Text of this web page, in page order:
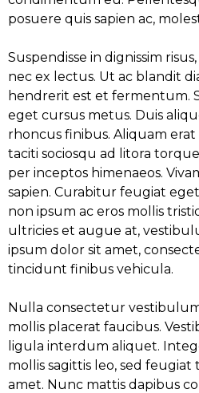
posuere quis sapien ac,
Suspendisse in dignissim
nec ex lectus. Ut ac blandit
hendrerit est et fermentum.
eget cursus metus. Duis
rhoncus finibus. Aliquam
taciti sociosqu ad litora
per inceptos himenaeos.
sapien. Curabitur feugiat
non ipsum ac eros mollis
ultricies et augue at,
ipsum dolor sit amet,
tincidunt finibus vehicula.
Nulla consectetur
mollis placerat faucibus.
ligula interdum aliquet.
mollis sagittis leo, sed feugiat
amet. Nunc mattis dapibus